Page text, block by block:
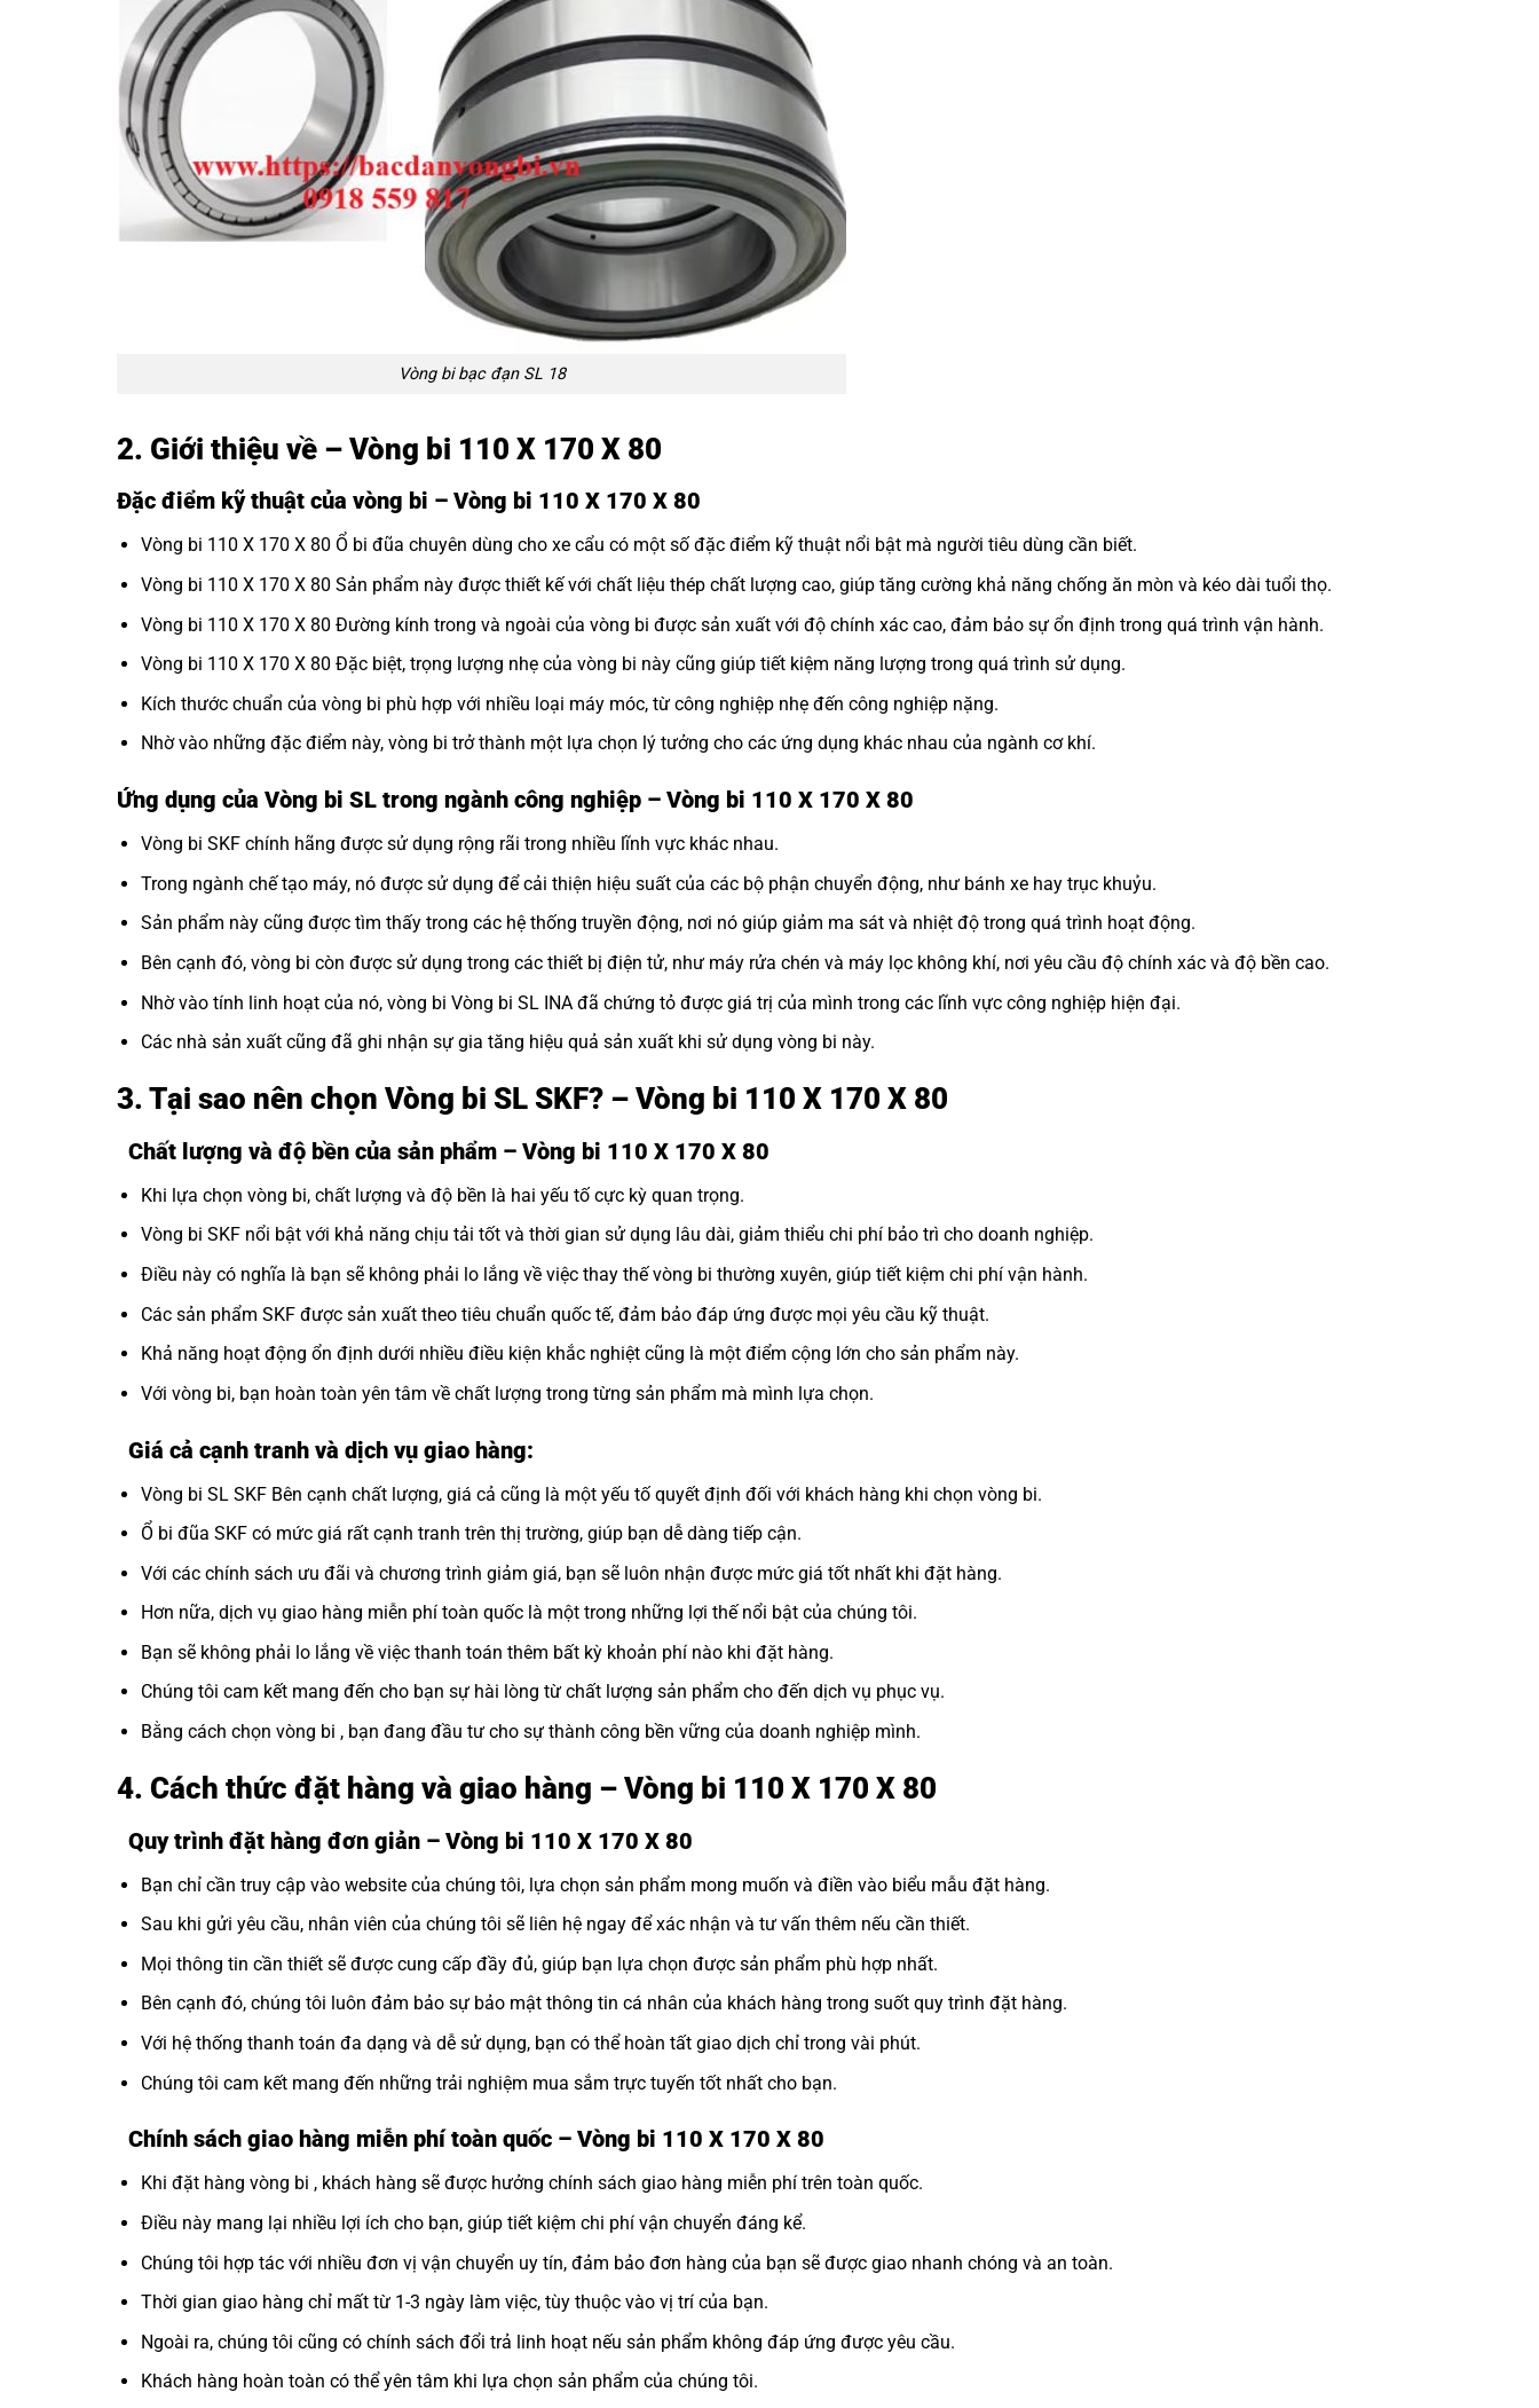
Vòng bi bạc đạn SL 18
2. Giới thiệu về – Vòng bi 110 X 170 X 80
Đặc điểm kỹ thuật của vòng bi – Vòng bi 110 X 170 X 80
Vòng bi 110 X 170 X 80 Ổ bi đũa chuyên dùng cho xe cẩu có một số đặc điểm kỹ thuật nổi bật mà người tiêu dùng cần biết.
Vòng bi 110 X 170 X 80 Sản phẩm này được thiết kế với chất liệu thép chất lượng cao, giúp tăng cường khả năng chống ăn mòn và kéo dài tuổi thọ.
Vòng bi 110 X 170 X 80 Đường kính trong và ngoài của vòng bi được sản xuất với độ chính xác cao, đảm bảo sự ổn định trong quá trình vận hành.
Vòng bi 110 X 170 X 80 Đặc biệt, trọng lượng nhẹ của vòng bi này cũng giúp tiết kiệm năng lượng trong quá trình sử dụng.
Kích thước chuẩn của vòng bi phù hợp với nhiều loại máy móc, từ công nghiệp nhẹ đến công nghiệp nặng.
Nhờ vào những đặc điểm này, vòng bi trở thành một lựa chọn lý tưởng cho các ứng dụng khác nhau của ngành cơ khí.
Ứng dụng của Vòng bi SL trong ngành công nghiệp – Vòng bi 110 X 170 X 80
Vòng bi SKFchính hãng được sử dụng rộng rãi trong nhiều lĩnh vực khác nhau.
Trong ngành chế tạo máy, nó được sử dụng để cải thiện hiệu suất của các bộ phận chuyển động, như bánh xe hay trục khuỷu.
Sản phẩm này cũng được tìm thấy trong các hệ thống truyền động, nơi nó giúp giảm ma sát và nhiệt độ trong quá trình hoạt động.
Bên cạnh đó, vòng bi còn được sử dụng trong các thiết bị điện tử, như máy rửa chén và máy lọc không khí, nơi yêu cầu độ chính xác và độ bền cao.
Nhờ vào tính linh hoạt của nó, vòng bi Vòng bi SL INA đã chứng tỏ được giá trị của mình trong các lĩnh vực công nghiệp hiện đại.
Các nhà sản xuất cũng đã ghi nhận sự gia tăng hiệu quả sản xuất khi sử dụng vòng bi này.
3. Tại sao nên chọn Vòng bi SL SKF? – Vòng bi 110 X 170 X 80
Chất lượng và độ bền của sản phẩm – Vòng bi 110 X 170 X 80
Khi lựa chọn vòng bi, chất lượng và độ bền là hai yếu tố cực kỳ quan trọng.
Vòng bi SKF nổi bật với khả năng chịu tải tốt và thời gian sử dụng lâu dài, giảm thiểu chi phí bảo trì cho doanh nghiệp.
Điều này có nghĩa là bạn sẽ không phải lo lắng về việc thay thế vòng bi thường xuyên, giúp tiết kiệm chi phí vận hành.
Các sản phẩm SKF được sản xuất theo tiêu chuẩn quốc tế, đảm bảo đáp ứng được mọi yêu cầu kỹ thuật.
Khả năng hoạt động ổn định dưới nhiều điều kiện khắc nghiệt cũng là một điểm cộng lớn cho sản phẩm này.
Với vòng bi, bạn hoàn toàn yên tâm về chất lượng trong từng sản phẩm mà mình lựa chọn.
Giá cả cạnh tranh và dịch vụ giao hàng:
Vòng bi SL SKF Bên cạnh chất lượng, giá cả cũng là một yếu tố quyết định đối với khách hàng khi chọn vòng bi.
Ổ bi đũa SKF có mức giá rất cạnh tranh trên thị trường, giúp bạn dễ dàng tiếp cận.
Với các chính sách ưu đãi và chương trình giảm giá, bạn sẽ luôn nhận được mức giá tốt nhất khi đặt hàng.
Hơn nữa, dịch vụ giao hàng miễn phí toàn quốc là một trong những lợi thế nổi bật của chúng tôi.
Bạn sẽ không phải lo lắng về việc thanh toán thêm bất kỳ khoản phí nào khi đặt hàng.
Chúng tôi cam kết mang đến cho bạn sự hài lòng từ chất lượng sản phẩm cho đến dịch vụ phục vụ.
Bằng cách chọn vòng bi , bạn đang đầu tư cho sự thành công bền vững của doanh nghiệp mình.
4. Cách thức đặt hàng và giao hàng – Vòng bi 110 X 170 X 80
Quy trình đặt hàng đơn giản – Vòng bi 110 X 170 X 80
Bạn chỉ cần truy cập vào website của chúng tôi, lựa chọn sản phẩm mong muốn và điền vào biểu mẫu đặt hàng.
Sau khi gửi yêu cầu, nhân viên của chúng tôi sẽ liên hệ ngay để xác nhận và tư vấn thêm nếu cần thiết.
Mọi thông tin cần thiết sẽ được cung cấp đầy đủ, giúp bạn lựa chọn được sản phẩm phù hợp nhất.
Bên cạnh đó, chúng tôi luôn đảm bảo sự bảo mật thông tin cá nhân của khách hàng trong suốt quy trình đặt hàng.
Với hệ thống thanh toán đa dạng và dễ sử dụng, bạn có thể hoàn tất giao dịch chỉ trong vài phút.
Chúng tôi cam kết mang đến những trải nghiệm mua sắm trực tuyến tốt nhất cho bạn.
Chính sách giao hàng miễn phí toàn quốc – Vòng bi 110 X 170 X 80
Khi đặt hàng vòng bi , khách hàng sẽ được hưởng chính sách giao hàng miễn phí trên toàn quốc.
Điều này mang lại nhiều lợi ích cho bạn, giúp tiết kiệm chi phí vận chuyển đáng kể.
Chúng tôi hợp tác với nhiều đơn vị vận chuyển uy tín, đảm bảo đơn hàng của bạn sẽ được giao nhanh chóng và an toàn.
Thời gian giao hàng chỉ mất từ 1-3 ngày làm việc, tùy thuộc vào vị trí của bạn.
Ngoài ra, chúng tôi cũng có chính sách đổi trả linh hoạt nếu sản phẩm không đáp ứng được yêu cầu.
Khách hàng hoàn toàn có thể yên tâm khi lựa chọn sản phẩm của chúng tôi.